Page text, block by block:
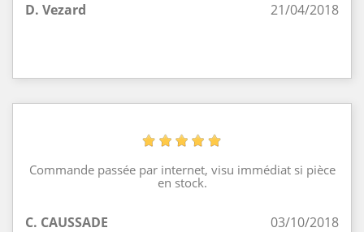
D. Vezard 21/04/2018
Commande passée par internet, visu immédiat si pièce
en stock.
C. CAUSSADE 03/10/2018